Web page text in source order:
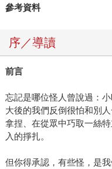
參考資料
序／導讀
前言
忘記是哪位怪人曾說過：
大後的我們反倒很怕和別
拿捏、在從眾中巧取一絲
入的掙扎。
但你得承認，有些怪，是